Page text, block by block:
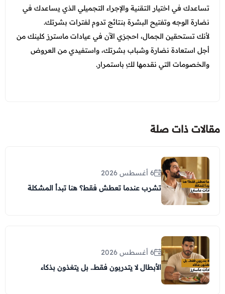
تساعدك في اختيار التقنية والإجراء التجميلي الذي يساعدك في
نضارة الوجه وتفتيح البشرة بنتائج تدوم لفترات بشرتك.
لأنك تستحقين الجمال، احجزي الآن في عيادات ماسترز كلينك من
أجل استعادة نضارة وشباب بشرتك، واستفيدي من العروض
والخصومات التي نقدمها لكِ باستمرار.
مقالات ذات صلة
6 أغسطس 2026
تشرب عندما تعطش فقط؟ هنا تبدأ المشكلة
6 أغسطس 2026
الأبطال لا يتدربون فقط.. بل يتغذون بذكاء